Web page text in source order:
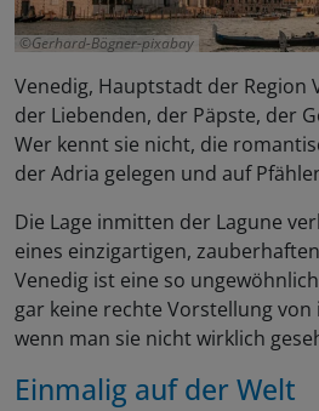
Gerhard-Bögner-pixabay
Venedig, Hauptstadt der Region
der Liebenden, der Päpste, der
Wer kennt sie nicht, die
der Adria gelegen und auf
Die Lage inmitten der Lagune
eines einzigartigen,
Venedig ist eine so
gar keine rechte Vorstellung von
wenn man sie nicht wirklich
Einmalig auf der Welt